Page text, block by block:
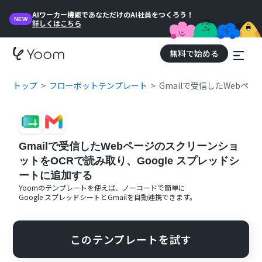
NEW
AIワーカー機能であなただけのAI社員をつくろう！
詳しくはこちら
無料で始める
トップ フローボットテンプレート Gmailで受信したWebペー
Gmailで受信したWebページのスクリーンショ
ットをOCRで読み取り、Google スプレッドシ
ートに追加する
Yoomのテンプレートを使えば、ノーコードで簡単に
Google スプレッドシート とGmailを自動連携できます。
このテンプレートを試す